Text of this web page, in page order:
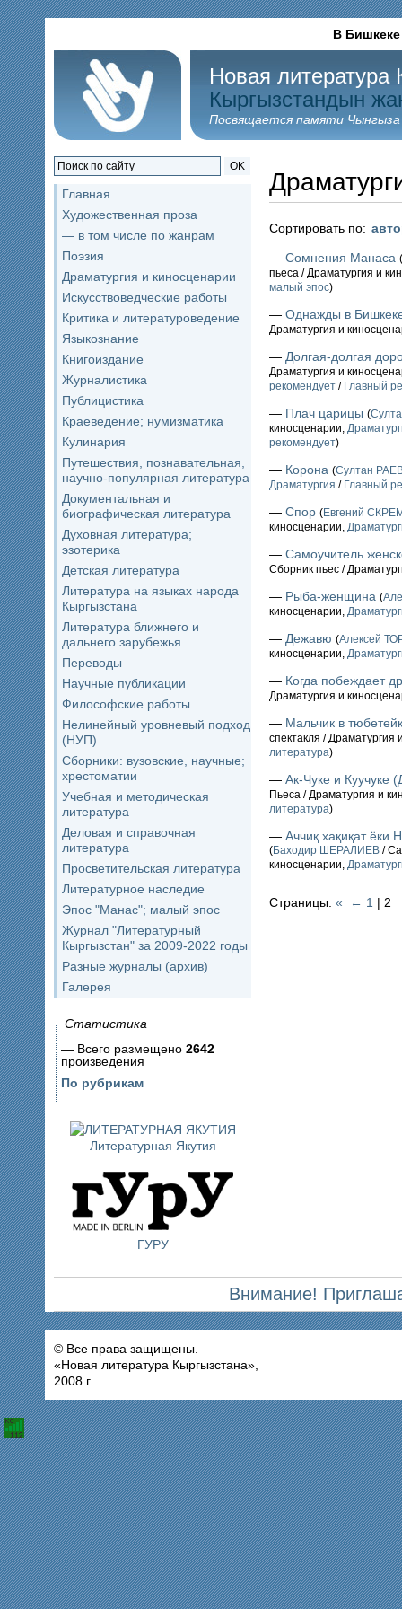
В Бишкеке
Новая литература
Кыргызстандын
Посвящается памяти
OK
Главная
Художественная проза
— в том числе по жанрам
Поэзия
Драматургия и киносценарии
Искусствоведческие работы
Критика и литературоведение
Языкознание
Книгоиздание
Журналистика
Публицистика
Краеведение; нумизматика
Кулинария
Путешествия, познавательная,
научно-популярная литература
Документальная и
биографическая литература
Духовная литература;
эзотерика
Детская литература
Литература на языках народа
Кыргызстана
Литература ближнего и
дальнего зарубежья
Переводы
Научные публикации
Философские работы
Нелинейный уровневый подход
(НУП)
Сборники: вузовские, научные;
хрестоматии
Учебная и методическая
литература
Деловая и справочная
литература
Просветительская литература
Литературное наследие
Эпос "Манас"; малый эпос
Журнал "Литературный
Кыргызстан" за 2009-2022 годы
Разные журналы (архив)
Галерея
Статистика
— Всего размещено 2642
произведения
По рубрикам
Литературная Якутия
ГУРУ
Сортировать по:
— Сомнения Манаса (
пьеса / Драматургия и
малый эпос)
— Однажды в
Драматургия и
— Долгая-долгая
Драматургия и
рекомендует / Главный
— Плач царицы (
киносценарии,
рекомендует)
— Корона (Султан
Драматургия / Главный
— Спор (Евгений
киносценарии,
— Самоучитель
Сборник пьес /
— Рыба-женщина (
киносценарии,
— Дежавю (Алексей
киносценарии,
— Когда побеждает
Драматургия и
— Мальчик в
спектакля / Драматургия
литература)
— Ак-Чуке и Куучуке
Пьеса / Драматургия и
литература)
— Аччиқ хақиқат ёки
(Баходир ШЕРАЛИЕВ /
киносценарии,
Страницы: « ← 1 | 2
Внимание!
© Все права защищены.
«Новая литература Кыргызстана»,
2008 г.